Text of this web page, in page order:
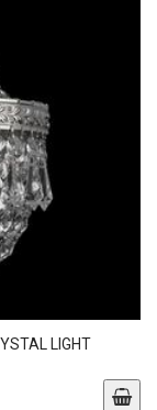
LIGHT